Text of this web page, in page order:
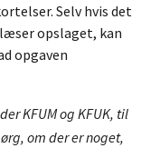
Selv hvis det
opslaget, kan
opgaven
KFUM og KFUK, til
om der er noget,